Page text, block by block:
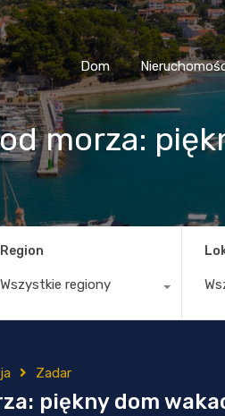
Dom
Dom
morza:
Region
Wszystkie regiony
Zadar
piękny dom